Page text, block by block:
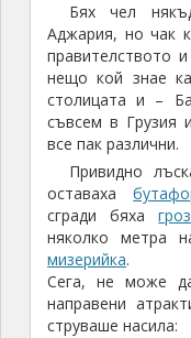
Бях чел
Аджария, но чак
правителството
нещо кой знае
столицата и –
съвсем в Грузия
все пак различни.
Привидно
оставаха
сгради бяха
няколко метра
мизерийка.
Сега, не може
направени
струваше насила: